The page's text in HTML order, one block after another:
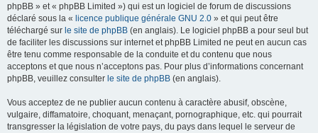
phpBB » et « phpBB Limited ») qui est un logiciel de forum de discussions
déclaré sous la « licence publique générale GNU 2.0 » et qui peut être
téléchargé sur le site de phpBB (en anglais). Le logiciel phpBB a pour seul but
de faciliter les discussions sur internet et phpBB Limited ne peut en aucun cas
être tenu comme responsable de la conduite et du contenu que nous
acceptons et que nous n’acceptons pas. Pour plus d’informations concernant
phpBB, veuillez consulter le site de phpBB (en anglais).
Vous acceptez de ne publier aucun contenu à caractère abusif, obscène,
vulgaire, diffamatoire, choquant, menaçant, pornographique, etc. qui pourrait
transgresser la législation de votre pays, du pays dans lequel le serveur de